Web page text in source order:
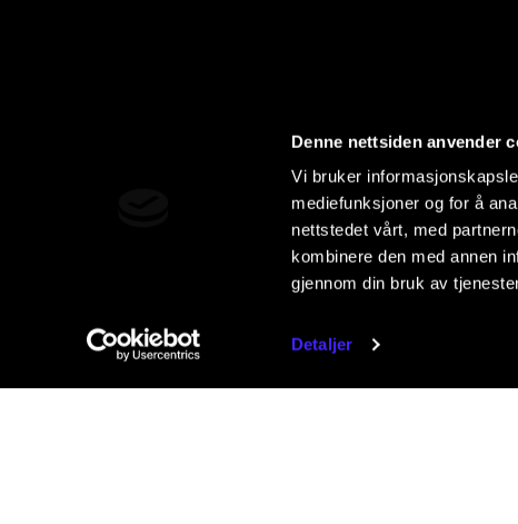
Denne nettsiden anvender
Vi bruker
mediefunksjoner og for å
nettstedet vårt, med
kombinere den med annen
gjennom din bruk av
Detaljer